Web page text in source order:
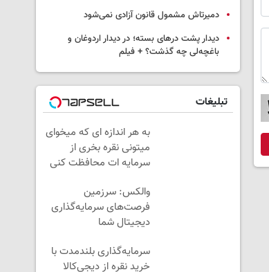
دمیرتاش مشمول قانون آزادی نمی‌شود
دیدار پشت درهای بسته؛ در دیدار اردوغان و
باغچه‌لی چه گذشت؟ + فیلم
تبلیغات
به هر اندازه ای که میخوای
میتونی نقره بخری از
سرمایه ات محافظت کنی
والکس: سرزمین
فرصت‌های سرمایه‌گذاری
دیجیتال شما
سرمایه‌گذاری بلندمدت با
خرید نقره از دیجی‌کالا